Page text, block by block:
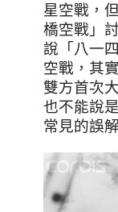
星空戰，
橋空戰」
說「八一
空戰，其
雙方首次
也不能說
常見的誤